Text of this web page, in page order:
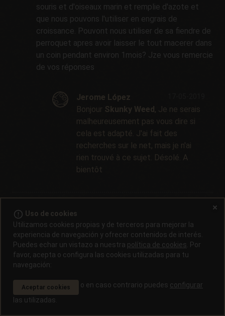
souris et d'oiseaux marin et remplie d'azote et
que nous pouvons l'utiliser en engrais de
croissance. Pouvont nous utiliser de sa fiendre de
perroquet apres avoir laisser le tout macerer dans
un coin pendant environ 1mois? Jze vous remercie
de vos réponses
Jerome López
Bonjour Skunky Weed, Je ne serais
malheureusement pas vous dire si
cela est adapté. J'ai fait des
recherches sur le net, mais je n'ai
rien trouvé à ce sujet. Désolé. A
bientôt
combien de temps faut il ,pour les faires sécher
et dans quelle poition.
Jerome López
l'hygrométrie et des températures
dans l'espace de séchage. On place
error_outline Uso de cookies
Utilizamos cookies propias y de terceros para mejorar la
experiencia de navegación y ofrecer contenidos de interés.
Puedes echar un vistazo a nuestra política de cookies . Por
favor, acepta o configura las cookies utilizadas para tu
navegación:
Aceptar cookies o en caso contrario puedes configurar
las utilizadas.